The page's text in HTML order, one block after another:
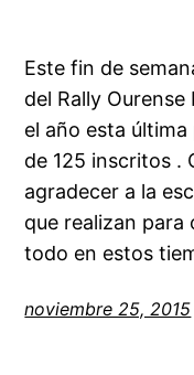
Este fin de
del Rally Ourense
el año esta
de 125 inscritos .
agradecer a la
que realizan para
todo en estos
noviembre 25, 2015